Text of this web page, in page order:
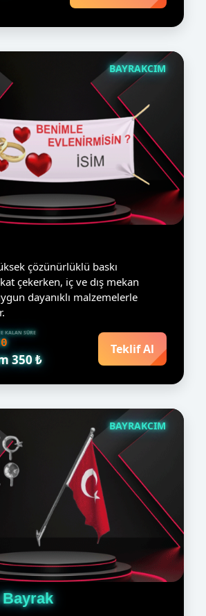
BAYRAKCIM
çözünürlüklü baskı
çekerken, iç ve dış mekan
dayanıklı malzemelerle
KALAN SÜRE
350 ₺
Teklif Al
BAYRAKCIM